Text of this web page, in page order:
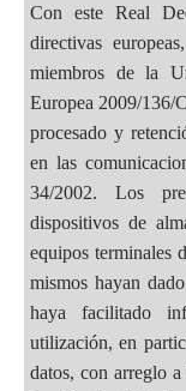
Con este Real
directivas
miembros de la
Europea 2009/136/
procesado y
en las
34/2002. Los
dispositivos de
equipos terminales
mismos hayan
haya facilitado
utilización, en
datos, con arreglo